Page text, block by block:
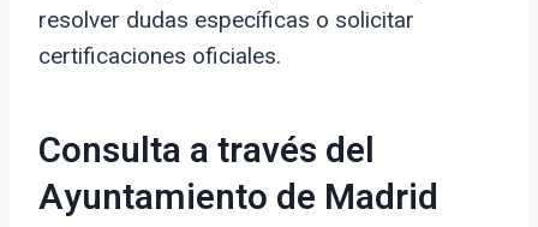
resolver dudas específicas o solicitar
certificaciones oficiales.
Consulta a través del
Ayuntamiento de Madrid